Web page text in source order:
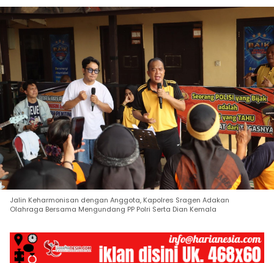
Jalin Keharmonisan dengan Anggota, Kapolres Sragen Adakan
Olahraga Bersama Mengundang PP Polri Serta Dian Kemala